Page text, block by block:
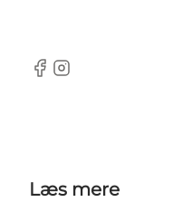
Facebook
Instagram
Læs mere